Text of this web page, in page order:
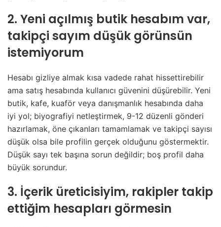
2. Yeni açılmış butik hesabım var,
takipçi sayım düşük görünsün
istemiyorum
Hesabı gizliye almak kısa vadede rahat hissettirebilir
ama satış hesabında kullanıcı güvenini düşürebilir. Yeni
butik, kafe, kuaför veya danışmanlık hesabında daha
iyi yol; biyografiyi netleştirmek, 9-12 düzenli gönderi
hazırlamak, öne çıkanları tamamlamak ve takipçi sayısı
düşük olsa bile profilin gerçek olduğunu göstermektir.
Düşük sayı tek başına sorun değildir; boş profil daha
büyük sorundur.
3. İçerik üreticisiyim, rakipler takip
ettiğim hesapları görmesin